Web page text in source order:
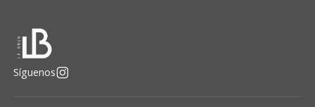
Síguenos